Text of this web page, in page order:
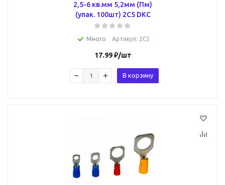
2,5-6 кв.мм 5,2мм (Пм)
(упак. 100шт) 2C5 DKC
Много Артикул: 2C5
17.99₽/шт
В корзину